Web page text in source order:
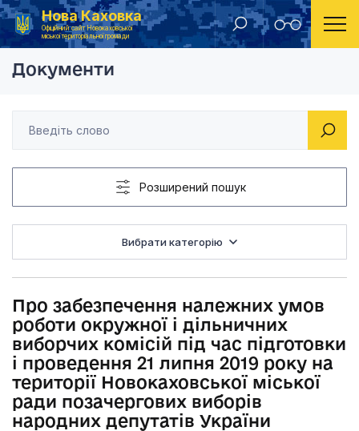
Нова Каховка
Офіційний сайт Новокаховської
міської територіальної громади
Головна Розпорядження Новокаховського міського голови 2019 рік Про забезпечення
Документи
Розширений пошук
Вибрати категорію
Про забезпечення належних умов
роботи окружної і дільничних
виборчих комісій під час підготовки
і проведення 21 липня 2019 року на
території Новокаховської міської
ради позачергових виборів
народних депутатів України